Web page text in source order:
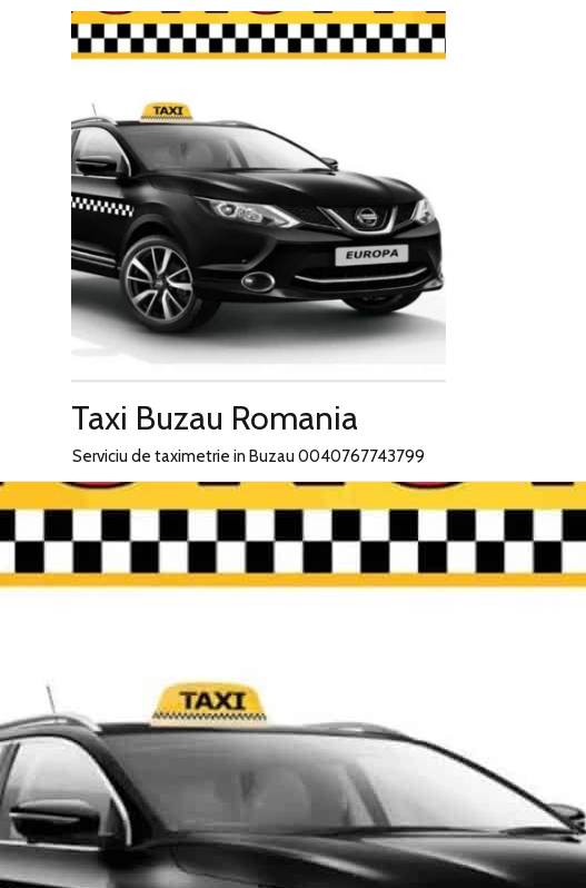
Taxi Buzau Romania
Serviciu de taximetrie in Buzau 0040767743799